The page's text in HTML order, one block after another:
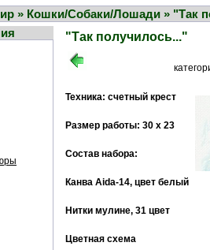
» Кошки/Собаки/Лошади » "Так
"Так получилось..."
Техника: счетный крест
Размер работы: 30 х 23
Состав набора:
Канва Aida-14, цвет белый
Нитки мулине, 31 цвет
Цветная схема